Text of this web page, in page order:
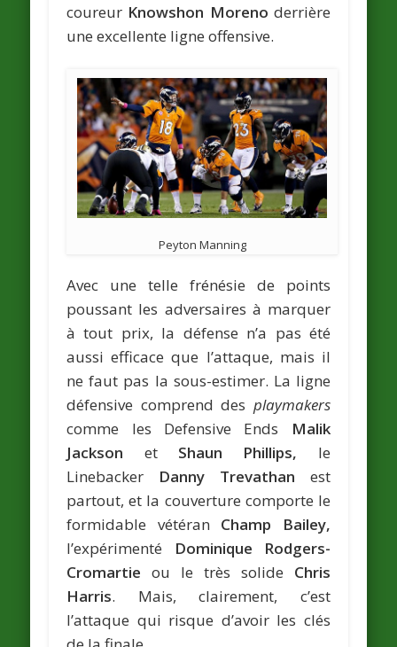
coureur Knowshon Moreno derrière
une excellente ligne offensive.
Peyton Manning
Avec une telle frénésie de points
poussant les adversaires à marquer
à tout prix, la défense n’a pas été
aussi efficace que l’attaque, mais il
ne faut pas la sous-estimer. La ligne
défensive comprend des playmakers
comme les Defensive Ends Malik
Jackson et Shaun Phillips, le
Linebacker Danny Trevathan est
partout, et la couverture comporte le
formidable vétéran Champ Bailey,
l’expérimenté
Dominique Rodgers-
Cromartie ou le très solide Chris
Harris. Mais, clairement, c’est
l’attaque qui risque d’avoir les clés